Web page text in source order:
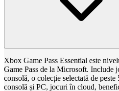
Xbox Game Pass Essential este
Game Pass de la Microsoft. Include
consolă, o colecție selectată de
consolă și PC, jocuri în cloud,